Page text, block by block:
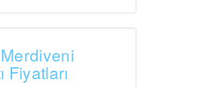
Fiyatları